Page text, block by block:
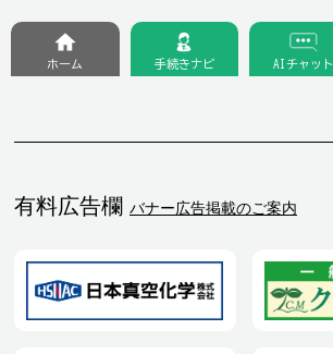
有料広告欄 バナー広告掲載のご案内
ホーム 手続きナビ AIチャット